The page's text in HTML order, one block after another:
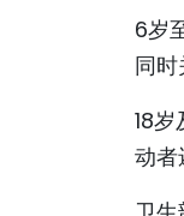
6岁
同
18
动者